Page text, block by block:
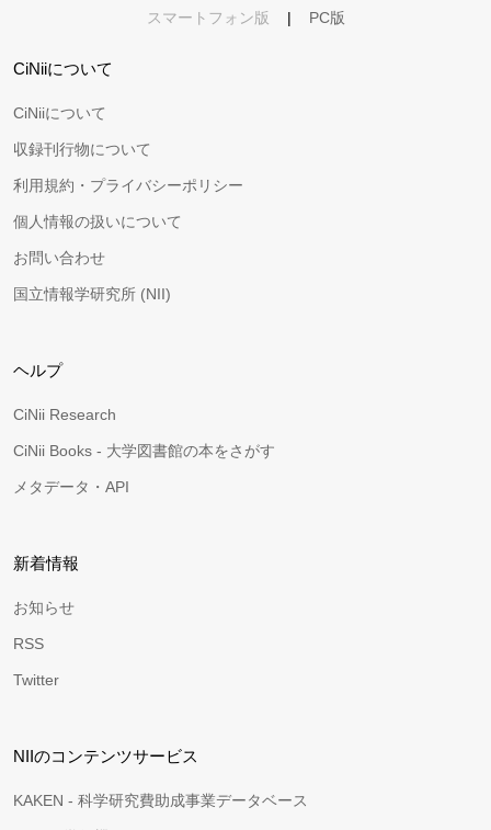
スマートフォン版 | PC版
CiNiiについて
CiNiiについて
収録刊行物について
利用規約・プライバシーポリシー
個人情報の扱いについて
お問い合わせ
国立情報学研究所 (NII)
ヘルプ
CiNii Research
CiNii Books - 大学図書館の本をさがす
メタデータ・API
新着情報
お知らせ
RSS
Twitter
NIIのコンテンツサービス
KAKEN - 科学研究費助成事業データベース